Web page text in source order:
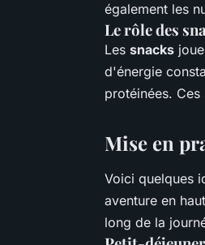
également les
Le rôle des
Les snacks
d'énergie
protéinées.
Mise en
Voici quelques
aventure en
long de la